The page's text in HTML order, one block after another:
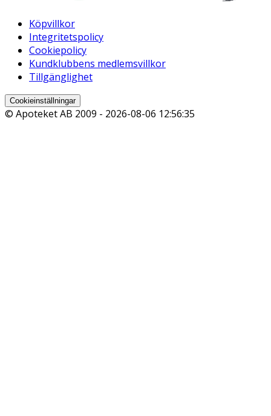
Köpvillkor
Integritetspolicy
Cookiepolicy
Kundklubbens medlemsvillkor
Tillgänglighet
Cookieinställningar
© Apoteket AB 2009 - 2026-08-06 12:56:35